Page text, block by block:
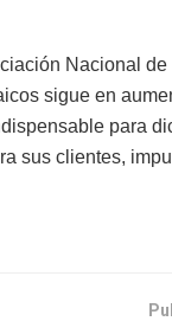
Nacional
sigue en
para
sus clientes,